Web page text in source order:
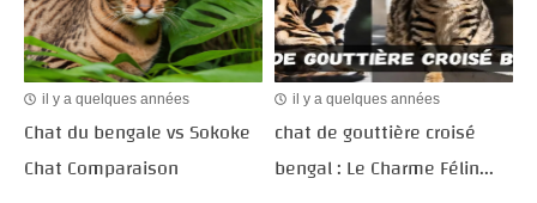
il y a quelques années
Chat du bengale vs Sokoke
Chat Comparaison
il y a quelques années
chat de gouttière croisé
bengal : Le Charme Félin...